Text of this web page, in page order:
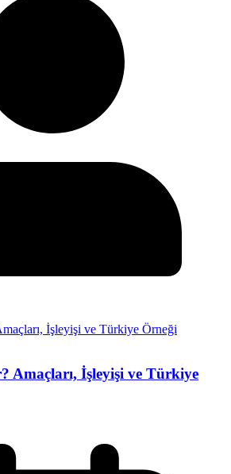
Amaçları, İşleyişi ve Türkiye